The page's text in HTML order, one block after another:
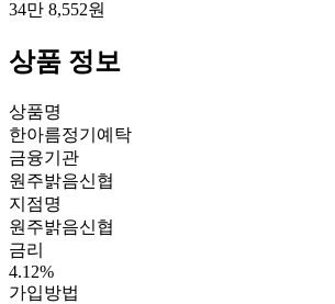
34만 8,552원
상품 정보
상품명
한아름정기예탁
금융기관
원주밝음신협
지점명
원주밝음신협
금리
4.12%
가입방법